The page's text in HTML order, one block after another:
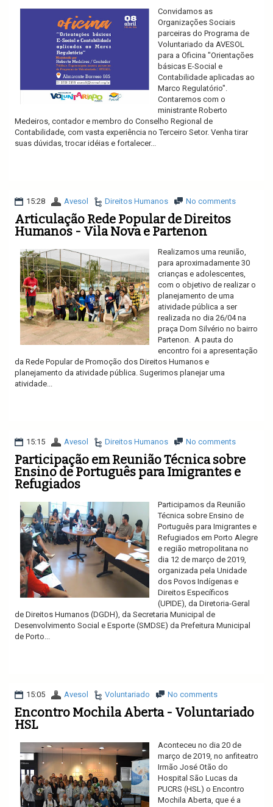
Convidamos as
Organizações Sociais
parceiras do Programa de
Voluntariado da AVESOL
para a Oficina "Orientações
básicas E-Social e
Contabilidade aplicadas ao
Marco Regulatório".
Contaremos com o
ministrante Roberto
Medeiros, contador e membro do Conselho Regional de
Contabilidade, com vasta experiência no Terceiro Setor. Venha tirar
suas dúvidas, trocar idéias e fortalecer...
15:28 Avesol Direitos Humanos No comments
Articulação Rede Popular de Direitos
Humanos - Vila Nova e Partenon
Realizamos uma reunião,
para aproximadamente 30
crianças e adolescentes,
com o objetivo de realizar o
planejamento de uma
atividade pública a ser
realizada no dia 26/04 na
praça Dom Silvério no bairro
Partenon. A pauta do
encontro foi a apresentação
da Rede Popular de Promoção dos Direitos Humanos e
planejamento da atividade pública. Sugerimos planejar uma
atividade...
15:15 Avesol Direitos Humanos No comments
Participação em Reunião Técnica sobre
Ensino de Português para Imigrantes e
Refugiados
Participamos da Reunião
Técnica sobre Ensino de
Português para Imigrantes e
Refugiados em Porto Alegre
e região metropolitana no
dia 12 de março de 2019,
organizada pela Unidade
dos Povos Indígenas e
Direitos Específicos
(UPIDE), da Diretoria-Geral
de Direitos Humanos (DGDH), da Secretaria Municipal de
Desenvolvimento Social e Esporte (SMDSE) da Prefeitura Municipal
de Porto...
15:05 Avesol Voluntariado No comments
Encontro Mochila Aberta - Voluntariado
HSL
Aconteceu no dia 20 de
março de 2019, no anfiteatro
Irmão José Otão do
Hospital São Lucas da
PUCRS (HSL) o Encontro
Mochila Aberta, que é a